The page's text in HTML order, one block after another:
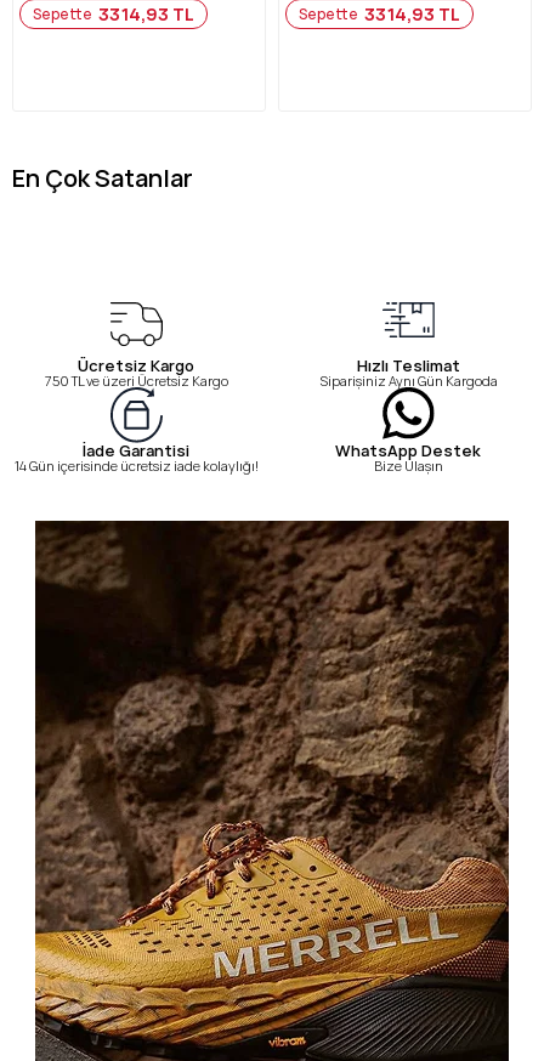
Sepette 3314,93 TL Sepette 3314,93 TL
En Çok Satanlar
Ücretsiz Kargo
750 TL ve üzeri Ücretsiz Kargo
Hızlı Teslimat
Siparişiniz Aynı Gün Kargoda
İade Garantisi
14 Gün içerisinde ücretsiz iade kolaylığı!
WhatsApp Destek
Bize Ulaşın